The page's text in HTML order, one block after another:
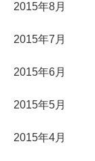
2015年8月
2015年7月
2015年6月
2015年5月
2015年4月